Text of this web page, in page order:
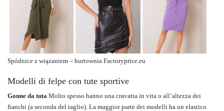
Spódnice z wiązaniem – hurtownia Factoryprice.eu
Modelli di felpe con tute sportive
Gonne da tuta Molto spesso hanno una cravatta in vita o all’altezza dei
fianchi (a seconda del taglio). La maggior parte dei modelli ha un elastico